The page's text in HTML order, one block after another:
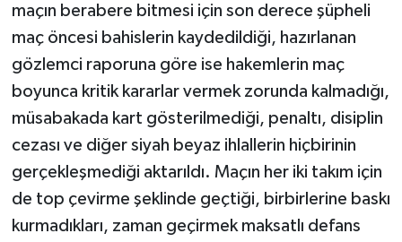
maçın berabere bitmesi için son derece şüpheli
maç öncesi bahislerin kaydedildiği, hazırlanan
gözlemci raporuna göre ise hakemlerin maç
boyunca kritik kararlar vermek zorunda kalmadığı,
müsabakada kart gösterilmediği, penaltı, disiplin
cezası ve diğer siyah beyaz ihlallerin hiçbirinin
gerçekleşmediği aktarıldı. Maçın her iki takım için
de top çevirme şeklinde geçtiği, birbirlerine baskı
kurmadıkları, zaman geçirmek maksatlı defans